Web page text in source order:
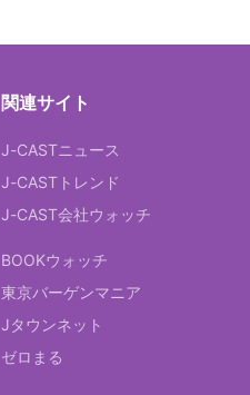
関連サイト
J-CASTニュース
J-CASTトレンド
J-CAST会社ウォッチ
BOOKウォッチ
東京バーゲンマニア
Jタウンネット
ゼロまる